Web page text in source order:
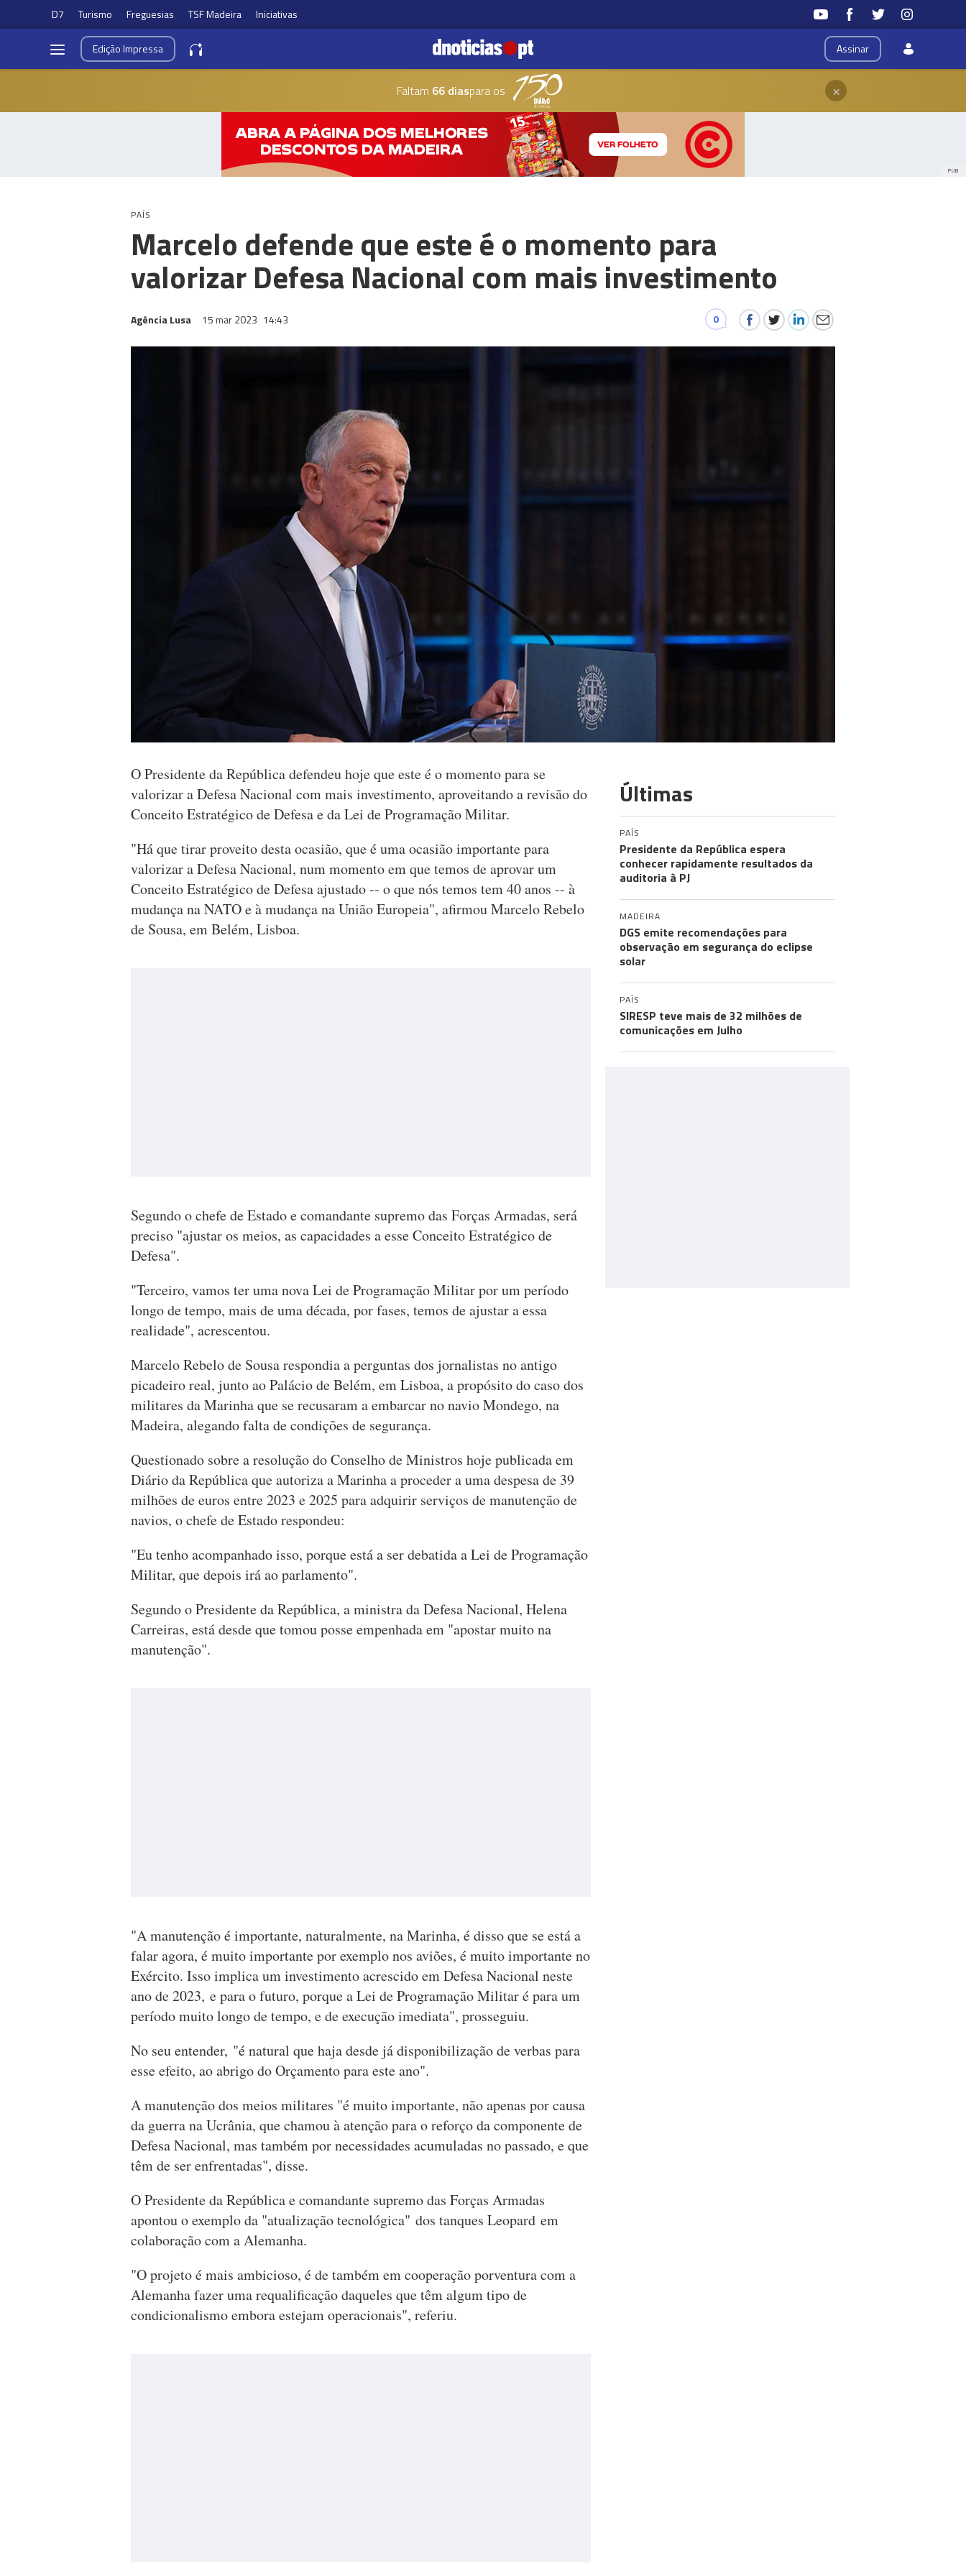
D7 Turismo Freguesias TSF Madeira Iniciativas
Assinar
EdiçãoImpressa
Faltam 66 diaspara os ×
PUB
PAÍS
Marcelo defende que este é o momento para
valorizar Defesa Nacional com mais investimento
Agência Lusa 15 mar 2023 14:43 0
O Presidente da República defendeu hoje que este é o momento para se
valorizar a Defesa Nacional com mais investimento, aproveitando a revisão do
Conceito Estratégico de Defesa e da Lei de Programação Militar.
"Há que tirar proveito desta ocasião, que é uma ocasião importante para
valorizar a Defesa Nacional, num momento em que temos de aprovar um
Conceito Estratégico de Defesa ajustado -- o que nós temos tem 40 anos -- à
mudança na NATO e à mudança na União Europeia", afirmou Marcelo Rebelo
de Sousa, em Belém, Lisboa.
Segundo o chefe de Estado e comandante supremo das Forças Armadas, será
preciso "ajustar os meios, as capacidades a esse Conceito Estratégico de
Defesa".
"Terceiro, vamos ter uma nova Lei de Programação Militar por um período
longo de tempo, mais de uma década, por fases, temos de ajustar a essa
realidade", acrescentou.
Marcelo Rebelo de Sousa respondia a perguntas dos jornalistas no antigo
picadeiro real, junto ao Palácio de Belém, em Lisboa, a propósito do caso dos
militares da Marinha que se recusaram a embarcar no navio Mondego, na
Madeira, alegando falta de condições de segurança.
Questionado sobre a resolução do Conselho de Ministros hoje publicada em
Diário da República que autoriza a Marinha a proceder a uma despesa de 39
milhões de euros entre 2023 e 2025 para adquirir serviços de manutenção de
navios, o chefe de Estado respondeu:
"Eu tenho acompanhado isso, porque está a ser debatida a Lei de Programação
Militar, que depois irá ao parlamento".
Segundo o Presidente da República, a ministra da Defesa Nacional, Helena
Carreiras, está desde que tomou posse empenhada em "apostar muito na
manutenção".
"A manutenção é importante, naturalmente, na Marinha, é disso que se está a
falar agora, é muito importante por exemplo nos aviões, é muito importante no
Exército. Isso implica um investimento acrescido em Defesa Nacional neste
ano de 2023, e para o futuro, porque a Lei de Programação Militar é para um
período muito longo de tempo, e de execução imediata", prosseguiu.
No seu entender, "é natural que haja desde já disponibilização de verbas para
esse efeito, ao abrigo do Orçamento para este ano".
A manutenção dos meios militares "é muito importante, não apenas por causa
da guerra na Ucrânia, que chamou à atenção para o reforço da componente de
Defesa Nacional, mas também por necessidades acumuladas no passado, e que
têm de ser enfrentadas", disse.
O Presidente da República e comandante supremo das Forças Armadas
apontou o exemplo da "atualização tecnológica" dos tanques Leopard em
colaboração com a Alemanha.
"O projeto é mais ambicioso, é de também em cooperação porventura com a
Alemanha fazer uma requalificação daqueles que têm algum tipo de
condicionalismo embora estejam operacionais", referiu.
Últimas
PAÍS
Presidente da República espera
conhecer rapidamente resultados da
auditoria à PJ
MADEIRA
DGS emite recomendações para
observação em segurança do eclipse
solar
PAÍS
SIRESP teve mais de 32 milhões de
comunicações em Julho